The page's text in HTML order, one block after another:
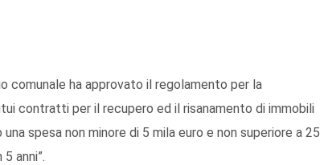
comunale ha approvato il regolamento per la
contratti per il recupero ed il risanamento di immobili
spesa non minore di 5 mila euro e non superiore a 25
anni”.